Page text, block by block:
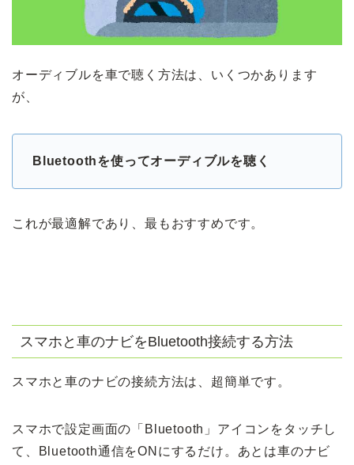
オーディブルを車で聴く方法は、いくつかあります
が、
Bluetoothを使ってオーディブルを聴く
これが最適解であり、最もおすすめです。
スマホと車のナビをBluetooth接続する方法
スマホと車のナビの接続方法は、超簡単です。
スマホで設定画面の「Bluetooth」アイコンをタッチし
て、Bluetooth通信をONにするだけ。あとは車のナビ